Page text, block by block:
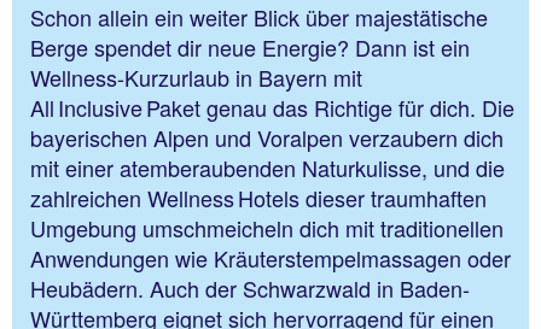
Schon allein ein weiter Blick über majestätische
Berge spendet dir neue Energie? Dann ist ein
Wellness-Kurzurlaub in Bayern mit
All Inclusive Paket genau das Richtige für dich. Die
bayerischen Alpen und Voralpen verzaubern dich
mit einer atemberaubenden Naturkulisse, und die
zahlreichen Wellness Hotels dieser traumhaften
Umgebung umschmeicheln dich mit traditionellen
Anwendungen wie Kräuterstempelmassagen oder
Heubädern. Auch der Schwarzwald in Baden-
Württemberg eignet sich hervorragend für einen